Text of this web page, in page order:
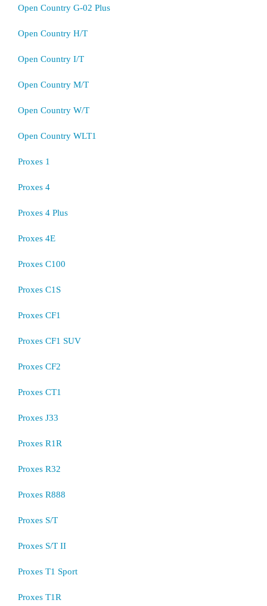
Open Country G-02 Plus
Open Country H/T
Open Country I/T
Open Country M/T
Open Country W/T
Open Country WLT1
Proxes 1
Proxes 4
Proxes 4 Plus
Proxes 4E
Proxes C100
Proxes C1S
Proxes CF1
Proxes CF1 SUV
Proxes CF2
Proxes CT1
Proxes J33
Proxes R1R
Proxes R32
Proxes R888
Proxes S/T
Proxes S/T II
Proxes T1 Sport
Proxes T1R